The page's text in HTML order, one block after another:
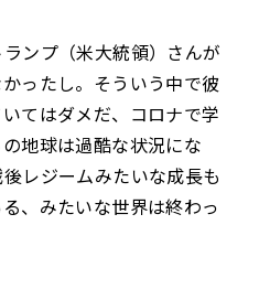
ランプ（米大統領）さんが
ったし。そういう中で彼
てはダメだ、コロナで学
地球は過酷な状況にな
レジームみたいな成長も
、みたいな世界は終わっ